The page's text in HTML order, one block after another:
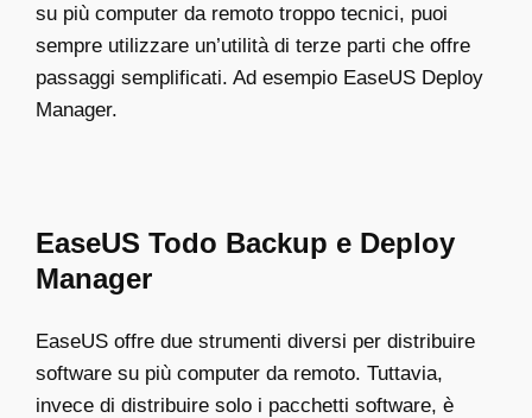
su più computer da remoto troppo tecnici, puoi
sempre utilizzare un’utilità di terze parti che offre
passaggi semplificati. Ad esempio EaseUS Deploy
Manager.
EaseUS Todo Backup e Deploy
Manager
EaseUS offre due strumenti diversi per distribuire
software su più computer da remoto. Tuttavia,
invece di distribuire solo i pacchetti software, è